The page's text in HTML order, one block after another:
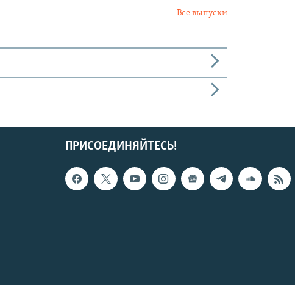
Все выпуски
ПРИСОЕДИНЯЙТЕСЬ!